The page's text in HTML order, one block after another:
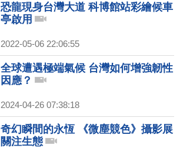
恐龍現身台灣大道 科博館站彩繪候車
亭啟用
2022-05-06 22:06:55
全球遭遇極端氣候 台灣如何增強韌性
因應？
2024-04-26 07:38:18
奇幻瞬間的永恆 《微塵競色》攝影展
關注生態